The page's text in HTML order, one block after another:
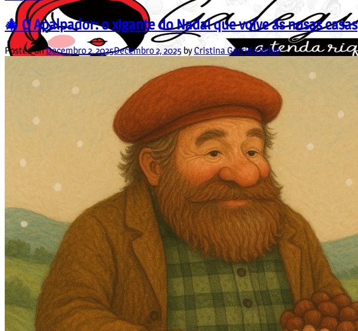
Unisex
Camisetas
Rapaza
Suadoiros en Galego para Rapazas
Camisetas en Galego para Rapazas
Vestidos en Galego para Rapazas
Nen@s
Suadoiros nenos
Camisetas
Bebés
Bodies
Camisetas
cuncas
Cousiñas
Mochilas en Galego
Bolsas en Galego
🎄 O Apalpador: o xigante do Nadal que volve ás nosas casas
Posted onDecembro 2, 2025Decembro 2, 2025 byCristina Garrido Sabio